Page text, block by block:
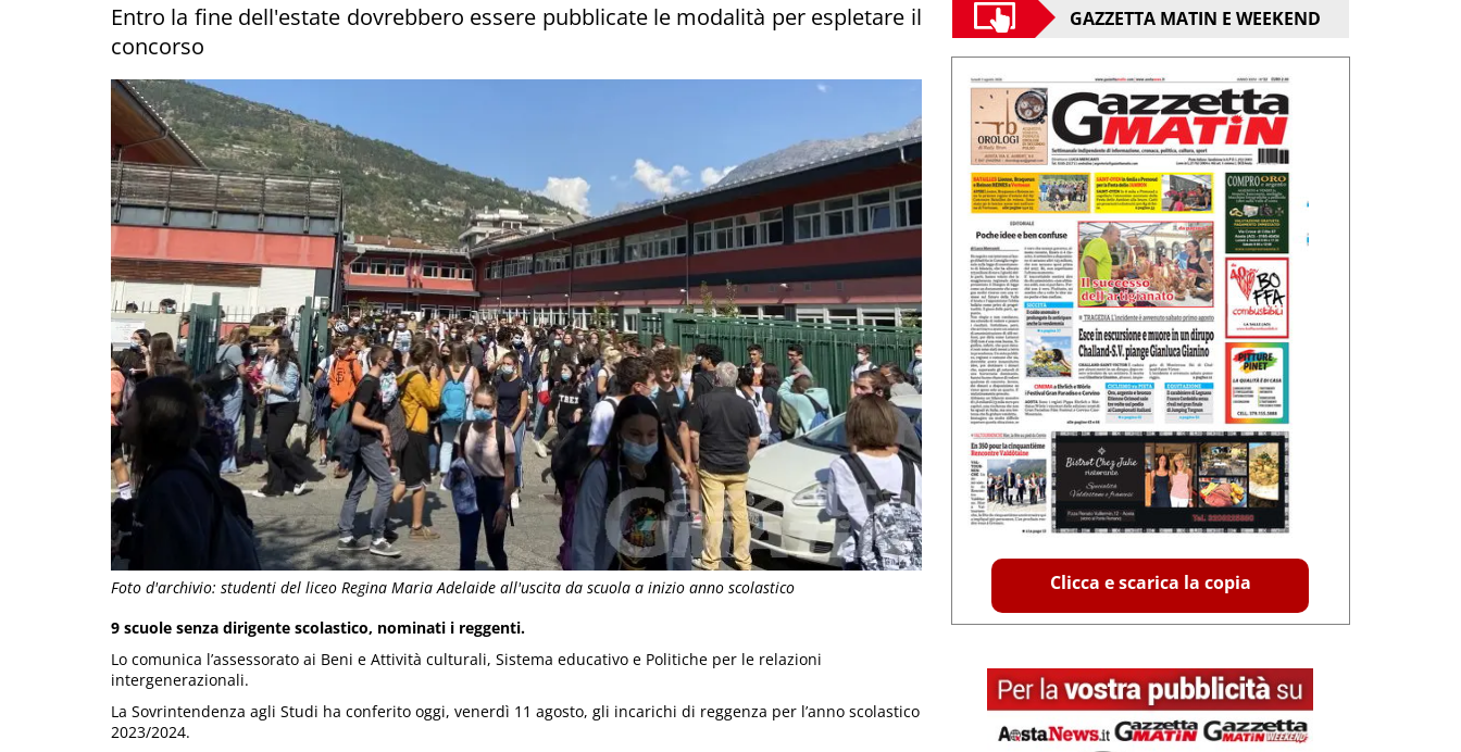
Foto d'archivio: studenti del liceo Regina Maria Adelaide all'uscita da scuola a inizio anno scolastico
Entro la fine dell'estate dovrebbero essere pubblicate le modalità per espletare il
concorso
9 scuole senza dirigente scolastico, nominati i reggenti.
Lo comunica l’assessorato ai Beni e Attività culturali, Sistema educativo e Politiche per le relazioni
intergenerazionali.
La Sovrintendenza agli Studi ha conferito oggi, venerdì 11 agosto, gli incarichi di reggenza per l’anno scolastico
2023/2024.
GAZZETTA MATIN E WEEKEND
Clicca e scarica la copia